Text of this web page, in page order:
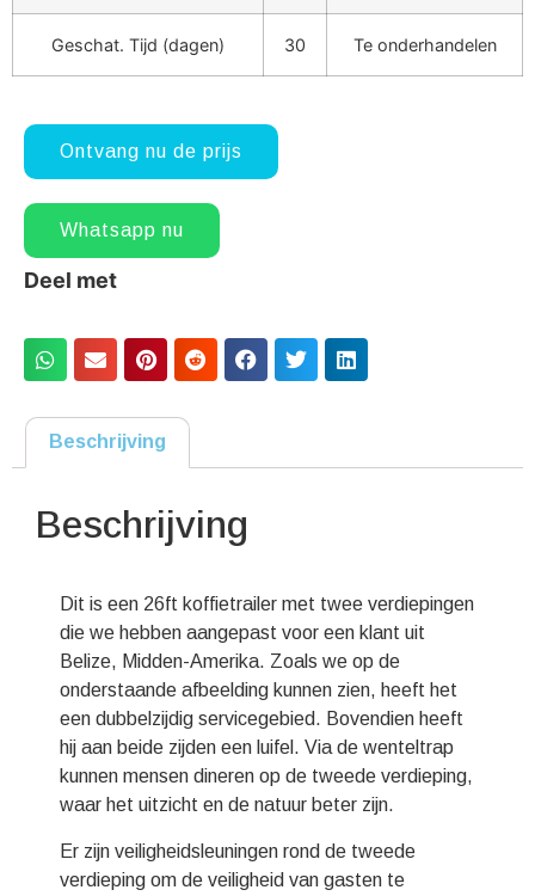
Geschat. Tijd (dagen) 30 Te onderhandelen
Ontvang nu de prijs
Whatsapp nu
Deel met
Beschrijving
Beschrijving
Dit is een 26ft koffietrailer met twee verdiepingen
die we hebben aangepast voor een klant uit
Belize, Midden-Amerika. Zoals we op de
onderstaande afbeelding kunnen zien, heeft het
een dubbelzijdig servicegebied. Bovendien heeft
hij aan beide zijden een luifel. Via de wenteltrap
kunnen mensen dineren op de tweede verdieping,
waar het uitzicht en de natuur beter zijn.
Er zijn veiligheidsleuningen rond de tweede
verdieping om de veiligheid van gasten te